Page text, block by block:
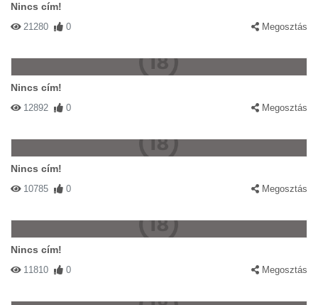
Nincs cím!
21280 0 Megosztás
Nincs cím!
12892 0 Megosztás
Nincs cím!
10785 0 Megosztás
Nincs cím!
11810 0 Megosztás